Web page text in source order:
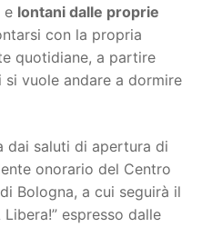
e lontani dalle proprie
con la propria
quotidiane, a partire
si vuole andare a dormire
dai saluti di apertura di
onorario del Centro
Bologna, a cui seguirà il
espresso dalle